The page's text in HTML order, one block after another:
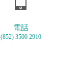
電話
(852) 3500 2910